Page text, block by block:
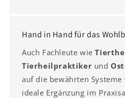
Hand in Hand für das
Auch Fachleute wie
Tierheilpraktiker und
auf die bewährten
ideale Ergänzung im